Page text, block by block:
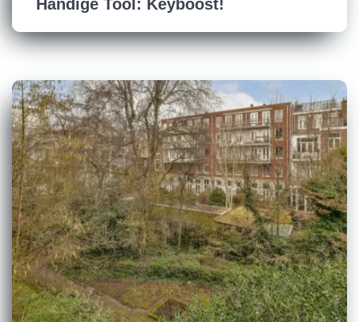
Handige Tool: Keyboost!